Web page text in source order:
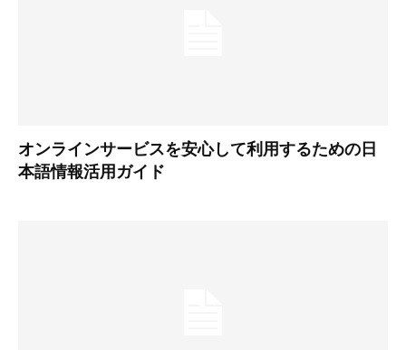
オンラインサービスを安心して利用するための日
本語情報活用ガイド